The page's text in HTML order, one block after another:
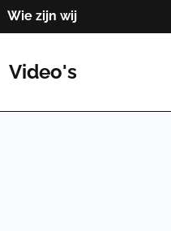
Wie zijn wij
Video's